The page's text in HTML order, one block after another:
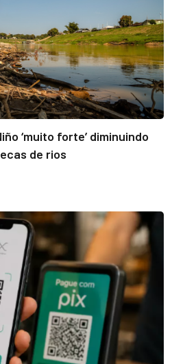
‘muito forte’ diminuindo
de rios